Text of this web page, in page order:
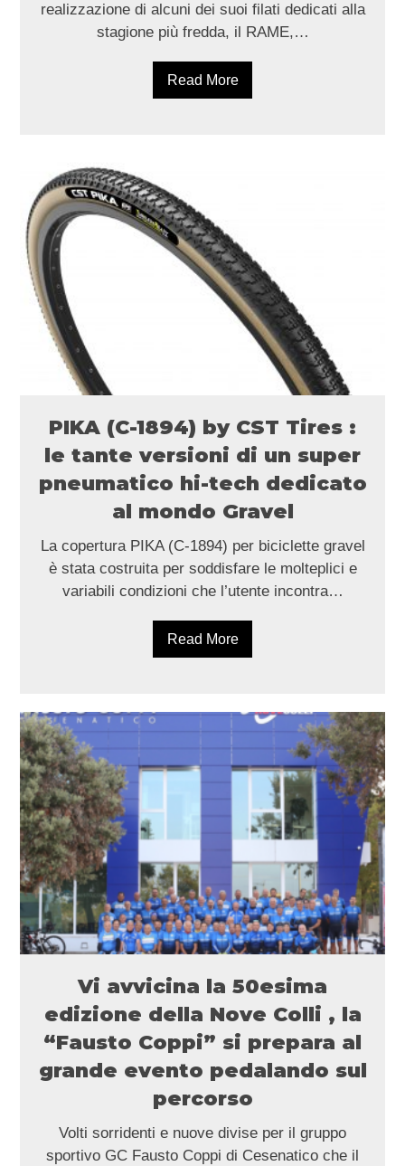
realizzazione di alcuni dei suoi filati dedicati alla
stagione più fredda, il RAME,…
Read More
PIKA (C-1894) by CST Tires :
le tante versioni di un super
pneumatico hi-tech dedicato
al mondo Gravel
La copertura PIKA (C-1894) per biciclette gravel
è stata costruita per soddisfare le molteplici e
variabili condizioni che l’utente incontra…
Read More
Vi avvicina la 50esima
edizione della Nove Colli , la
“Fausto Coppi” si prepara al
grande evento pedalando sul
percorso
Volti sorridenti e nuove divise per il gruppo
sportivo GC Fausto Coppi di Cesenatico che il